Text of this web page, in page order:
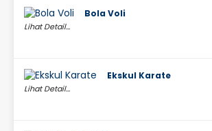
Bola Voli
Lihat Detail...
Ekskul Karate
Lihat Detail...